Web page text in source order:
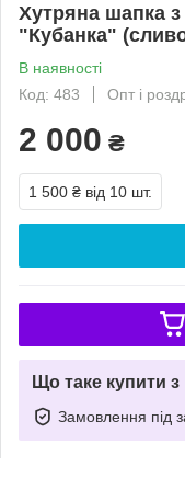
Хутряна шапка з
"Кубанка"
В наявності
Код: 483
Опт і
2 000 ₴
1 500 ₴ від 10 шт.
Що таке купити
Замовлення під